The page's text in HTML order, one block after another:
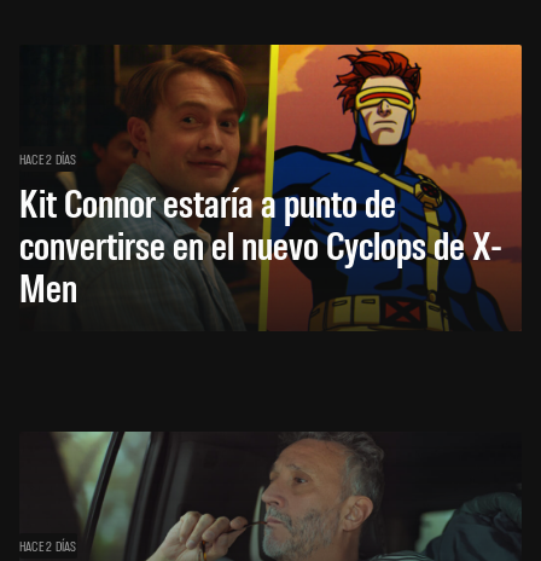
HACE 2 DÍAS
Kit Connor estaría a punto de
convertirse en el nuevo Cyclops de X-
Men
HACE 2 DÍAS